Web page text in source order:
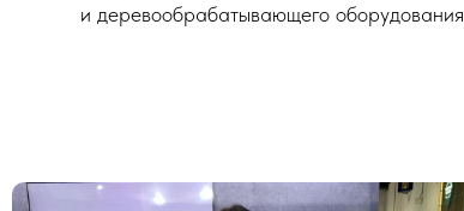
и деревообрабатывающего оборудования.